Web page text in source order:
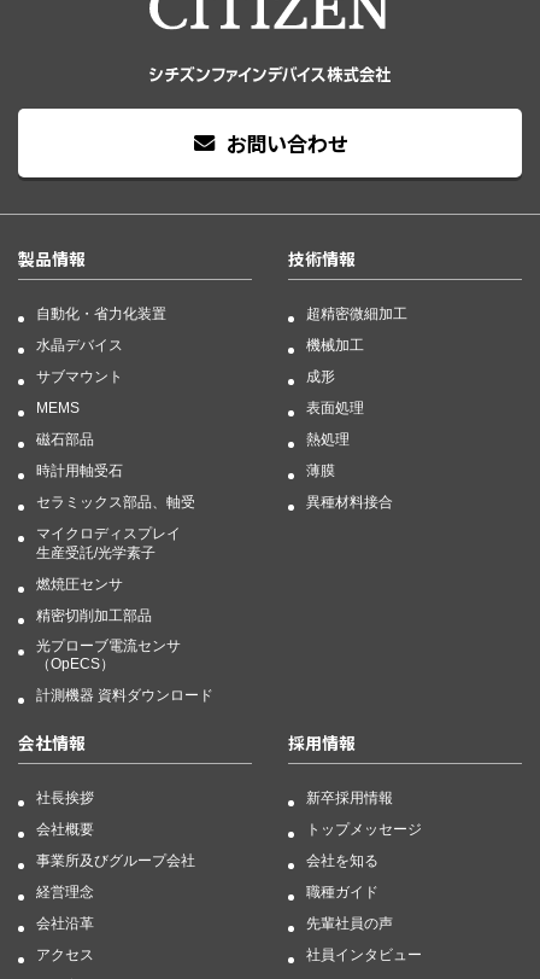
お問い合わせ
製品情報
自動化・省力化装置
水晶デバイス
サブマウント
MEMS
磁石部品
時計用軸受石
セラミックス部品、軸受
マイクロディスプレイ
生産受託/光学素子
燃焼圧センサ
精密切削加工部品
光プローブ電流センサ
（OpECS）
計測機器 資料ダウンロード
技術情報
超精密微細加工
機械加工
成形
表面処理
熱処理
薄膜
異種材料接合
会社情報
社長挨拶
会社概要
事業所及びグループ会社
経営理念
会社沿革
アクセス
採用情報
新卒採用情報
トップメッセージ
会社を知る
職種ガイド
先輩社員の声
社員インタビュー